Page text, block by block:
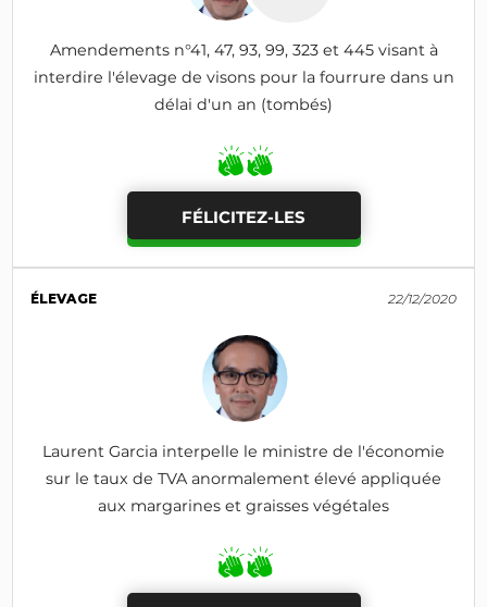
Amendements n°41, 47, 93, 99, 323 et 445 visant à
interdire l'élevage de visons pour la fourrure dans un
délai d'un an (tombés)
FÉLICITEZ-LES
ÉLEVAGE 22/12/2020
Laurent Garcia interpelle le ministre de l'économie
sur le taux de TVA anormalement élevé appliquée
aux margarines et graisses végétales